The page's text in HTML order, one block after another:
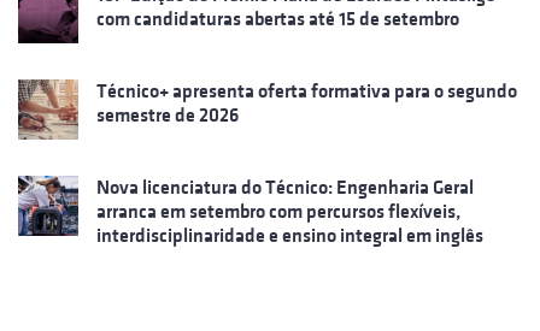
com candidaturas abertas até 15 de setembro
Técnico+ apresenta oferta formativa para o segundo
semestre de 2026
Nova licenciatura do Técnico: Engenharia Geral
arranca em setembro com percursos flexíveis,
interdisciplinaridade e ensino integral em inglês